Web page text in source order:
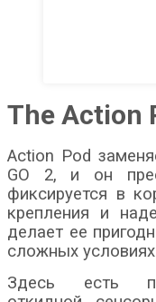
The Action
Action Pod
GO 2, и он
фиксируется в
крепления и
делает ее
сложных
Здесь есть